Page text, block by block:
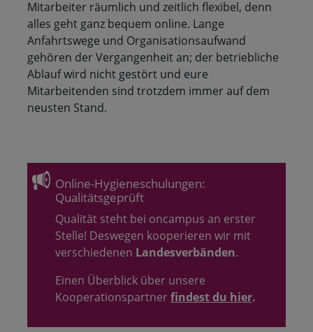
Mitarbeiter räumlich und zeitlich flexibel, denn
alles geht ganz bequem online. Lange
Anfahrtswege und Organisationsaufwand
gehören der Vergangenheit an; der betriebliche
Ablauf wird nicht gestört und eure
Mitarbeitenden sind trotzdem immer auf dem
neusten Stand.
Online-Hygieneschulungen:
Qualitätsgeprüft
Qualität steht bei oncampus an erster
Stelle! Deswegen kooperieren wir mit
verschiedenen Landesverbänden.
Einen Überblick über unsere
Kooperationspartnerfindest du hier.